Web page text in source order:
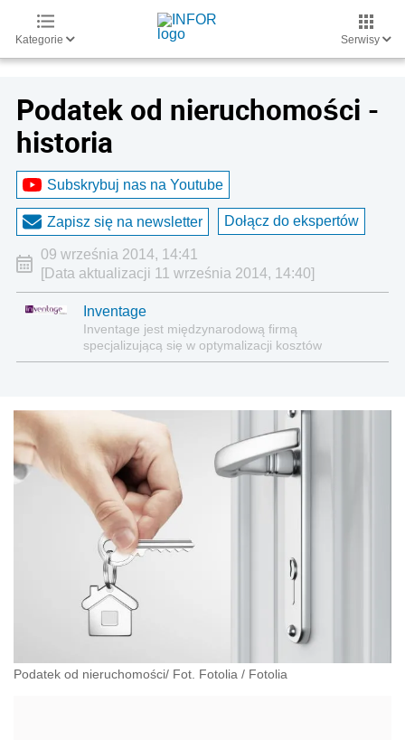
Kategorie Serwisy
Podatek od nieruchomości -
historia
Subskrybuj nas na Youtube
Zapisz się na newsletter Dołącz do ekspertów
09 września 2014, 14:41
[Data aktualizacji 11 września 2014, 14:40]
Inventage
Inventage jest międzynarodową firmą
specjalizującą się w optymalizacji kosztów
Podatek od nieruchomości/ Fot. Fotolia / Fotolia